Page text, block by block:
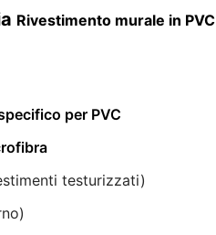
Rivestimento murale in PVC
per PVC
testurizzati)